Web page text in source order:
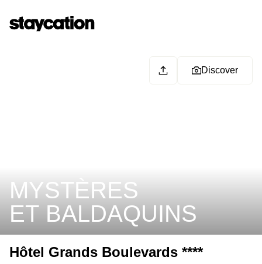
MYSTÈRES
ET BALDAQUINS
Discover
Hôtel Grands Boulevards ****